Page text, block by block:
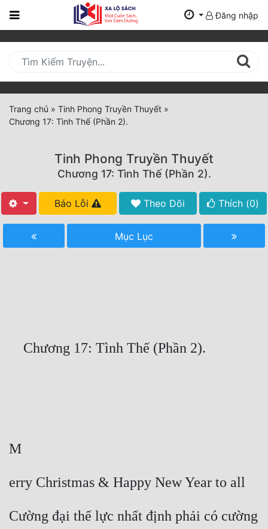
Trang
Mới
Cập
Nhật
(current)
Tất Cả
Hoàn Thành
Cổ Tiên Hiệp
Đăng nhập
Trang chủ » Tinh Phong Truyền Thuyết »
Chương 17: Tình Thế (Phần 2).
Tinh Phong Truyền Thuyết
Chương 17: Tình Thế (Phần 2).
Báo Lỗi Theo Dõi Thích (0)
Mục Lục
Cường đại thế lực nhất định phải có cường